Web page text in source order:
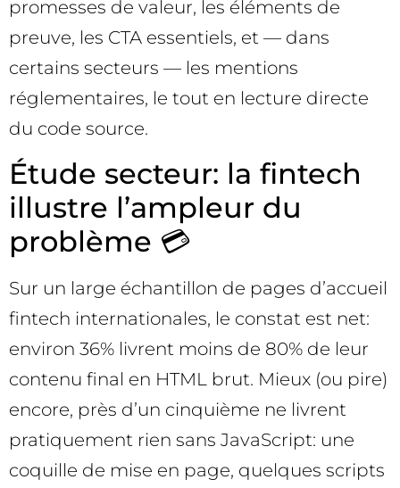
promesses de valeur, les éléments de
preuve, les CTA essentiels, et — dans
certains secteurs — les mentions
réglementaires, le tout en lecture directe
du code source.
Étude secteur: la fintech
illustre l’ampleur du
problème 💳
Sur un large échantillon de pages d’accueil
fintech internationales, le constat est net:
environ 36% livrent moins de 80% de leur
contenu final en HTML brut. Mieux (ou pire)
encore, près d’un cinquième ne livrent
pratiquement rien sans JavaScript: une
coquille de mise en page, quelques scripts